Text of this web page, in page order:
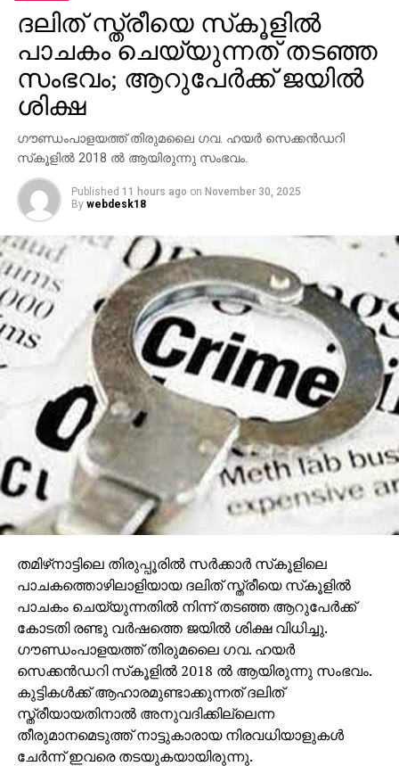
ദലിത് സ്ത്രീയെ സ്‌കൂളില്‍
പാചകം ചെയ്യുന്നത് തടഞ്ഞ
സംഭവം; ആറുപേര്‍ക്ക് ജയില്‍
ശിക്ഷ
ഗൗണ്ഡംപാളയത്ത് തിരുമലൈ ഗവ. ഹയര്‍ സെക്കന്‍ഡറി
സ്‌കൂളില്‍ 2018 ല്‍ ആയിരുന്നു സംഭവം.
Published 11 hours ago on November 30, 2025
By webdesk18
തമിഴ്‌നാട്ടിലെ തിരുപ്പൂരില്‍ സര്‍ക്കാര്‍ സ്‌കൂളിലെ
പാചകത്തൊഴിലാളിയായ ദലിത് സ്ത്രീയെ സ്‌കൂളില്‍
പാചകം ചെയ്യുന്നതില്‍ നിന്ന് തടഞ്ഞ ആറുപേര്‍ക്ക്
കോടതി രണ്ടു വര്‍ഷത്തെ ജയില്‍ ശിക്ഷ വിധിച്ചു.
ഗൗണ്ഡംപാളയത്ത് തിരുമലൈ ഗവ. ഹയര്‍
സെക്കന്‍ഡറി സ്‌കൂളില്‍ 2018 ല്‍ ആയിരുന്നു സംഭവം.
കുട്ടികള്‍ക്ക് ആഹാരമുണ്ടാക്കുന്നത് ദലിത്
സ്ത്രീയായതിനാല്‍ അനുവദിക്കില്ലെന്ന
തീരുമാനമെടുത്ത് നാട്ടുകാരായ നിരവധിയാളുകള്‍
ചേര്‍ന്ന് ഇവരെ തടയുകയായിരുന്നു.